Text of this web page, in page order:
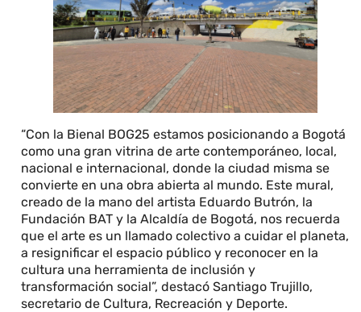
“Con la Bienal BOG25 estamos posicionando a Bogotá
como una gran vitrina de arte contemporáneo, local,
nacional e internacional, donde la ciudad misma se
convierte en una obra abierta al mundo. Este mural,
creado de la mano del artista Eduardo Butrón, la
Fundación BAT y la Alcaldía de Bogotá, nos recuerda
que el arte es un llamado colectivo a cuidar el planeta,
a resignificar el espacio público y reconocer en la
cultura una herramienta de inclusión y
transformación social”, destacó Santiago Trujillo,
secretario de Cultura, Recreación y Deporte.